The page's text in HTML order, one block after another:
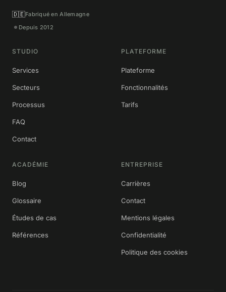
🇩🇪Fabriqué en Allemagne
Depuis 2012
STUDIO
Services
Secteurs
Processus
FAQ
Contact
PLATEFORME
Plateforme
Fonctionnalités
Tarifs
ACADÉMIE
Blog
Glossaire
Études de cas
Références
ENTREPRISE
Carrières
Contact
Mentions légales
Confidentialité
Politique des cookies